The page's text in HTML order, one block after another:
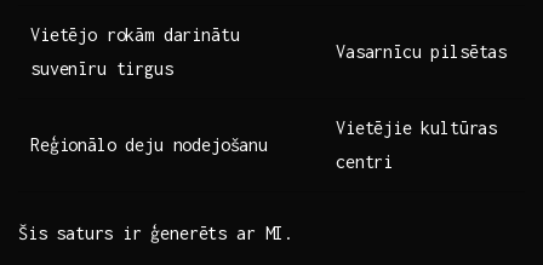
Vietējo rokām‍ darinātu
suvenīru tirgus
Vasarnīcu pilsētas
Reģionālo deju nodejošanu
Vietējie ⁣kultūras
centri
Šis⁣ saturs ⁢ir ģenerēts ‌ar MI.